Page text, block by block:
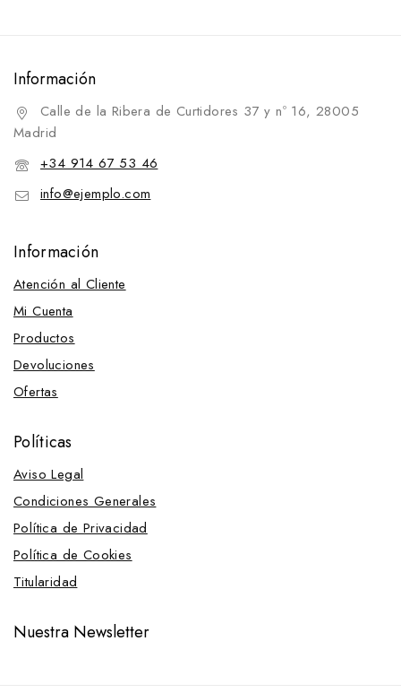
Información
Calle de la Ribera de Curtidores 37 y nº 16, 28005
Madrid
+34 914 67 53 46
info@ejemplo.com
Información
Atención al Cliente
Mi Cuenta
Productos
Devoluciones
Ofertas
Políticas
Aviso Legal
Condiciones Generales
Política de Privacidad
Política de Cookies
Titularidad
Nuestra Newsletter